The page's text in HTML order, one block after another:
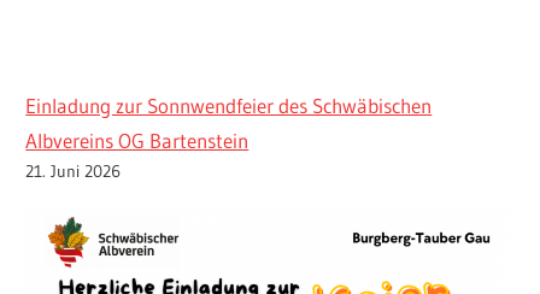
Einladung zur Sonnwendfeier des Schwäbischen
Albvereins OG Bartenstein
21. Juni 2026